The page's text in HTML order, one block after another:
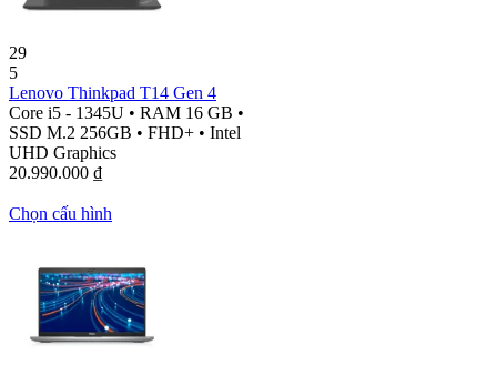
29
5
Lenovo Thinkpad T14 Gen 4
Core i5 - 1345U • RAM 16 GB •
SSD M.2 256GB • FHD+ • Intel
UHD Graphics
20.990.000 ₫
Chọn cấu hình